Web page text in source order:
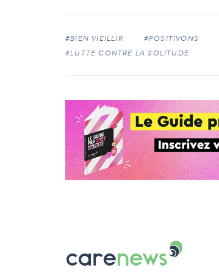
#BIEN VIEILLIR #POSITIVONS
#LUTTE CONTRE LA SOLITUDE
Le